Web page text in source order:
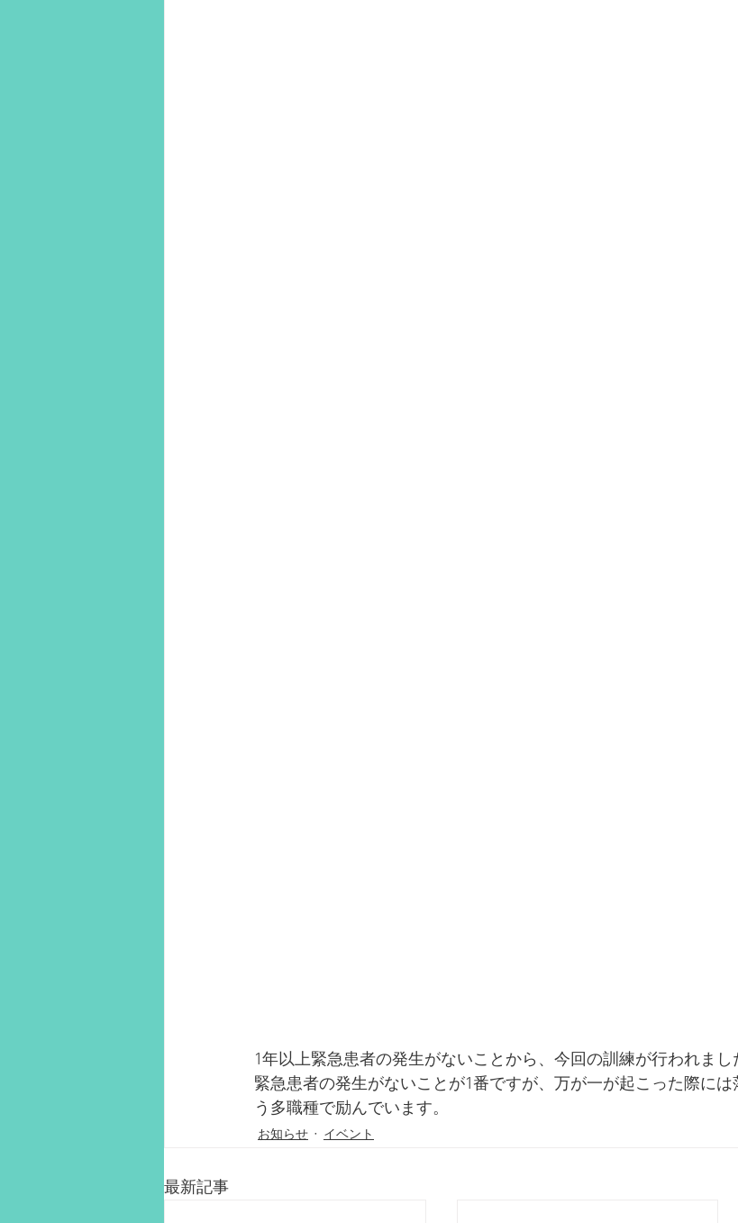
1年以上緊急患者の発生がないことから、今回の訓練が行われまし
緊急患者の発生がないことが1番ですが、万が一が起こった際には
う多職種で励んでいます。
お知らせ イベント
最新記事